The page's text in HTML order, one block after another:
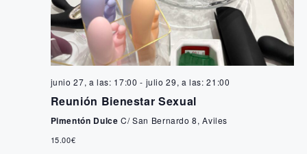
b
ú
t
a
junio 27, a las: 17:00 - julio 29, a las: 21:00
Reunión Bienestar Sexual
Pimentón DulceC/ San Bernardo 8, Aviles
15.00€